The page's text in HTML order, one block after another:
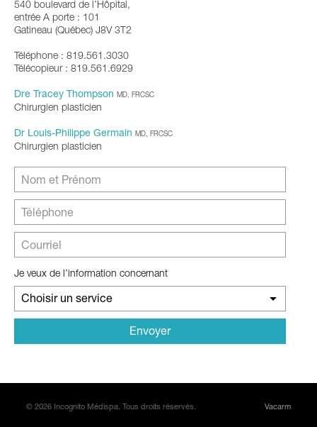
540 boulevard de l’Hôpital,
entrée A porte : 101
Gatineau (Québec) J8V 3T2
Téléphone : 819.561.3030
Télécopieur : 819.561.6929
Dre Tracey Thompson MD, FRCSC
Chirurgien plasticien
Dr Louis-Philippe Germain MD, FRCSC
Chirurgien plasticien
Je veux de l’information concernant
Choisir un service
© 2026 Incognito Médispa. Tous droits réservés. Vacarm